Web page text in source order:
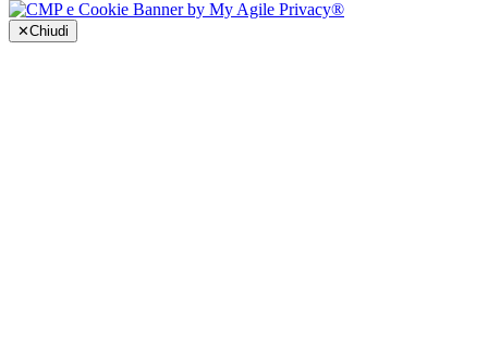
✕Chiudi